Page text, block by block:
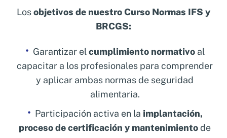
Losobjetivos de nuestro Curso Normas IFS y
BRCGS:
Garantizar el cumplimiento normativoal
capacitar a los profesionales para comprender
y aplicar ambas normas de seguridad
alimentaria.
Participación activa en la implantación,
proceso de certificación y mantenimientode